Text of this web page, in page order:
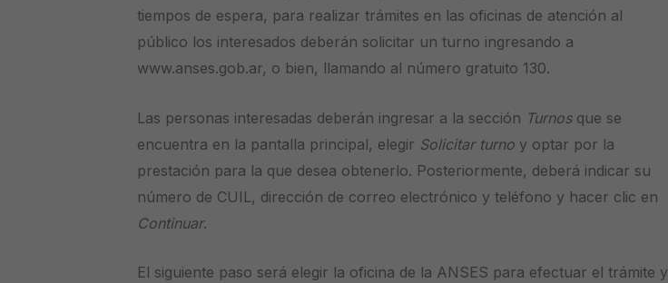
tiempos de espera, para realizar trámites en las oficinas de atención al
público los interesados deberán solicitar un turno ingresando a
www.anses.gob.ar, o bien, llamando al número gratuito 130.
Las personas interesadas deberán ingresar a la sección Turnos que se
encuentra en la pantalla principal, elegir Solicitar turno y optar por la
prestación para la que desea obtenerlo. Posteriormente, deberá indicar su
número de CUIL, dirección de correo electrónico y teléfono y hacer clic en
Continuar.
El siguiente paso será elegir la oficina de la ANSES para efectuar el trámite y